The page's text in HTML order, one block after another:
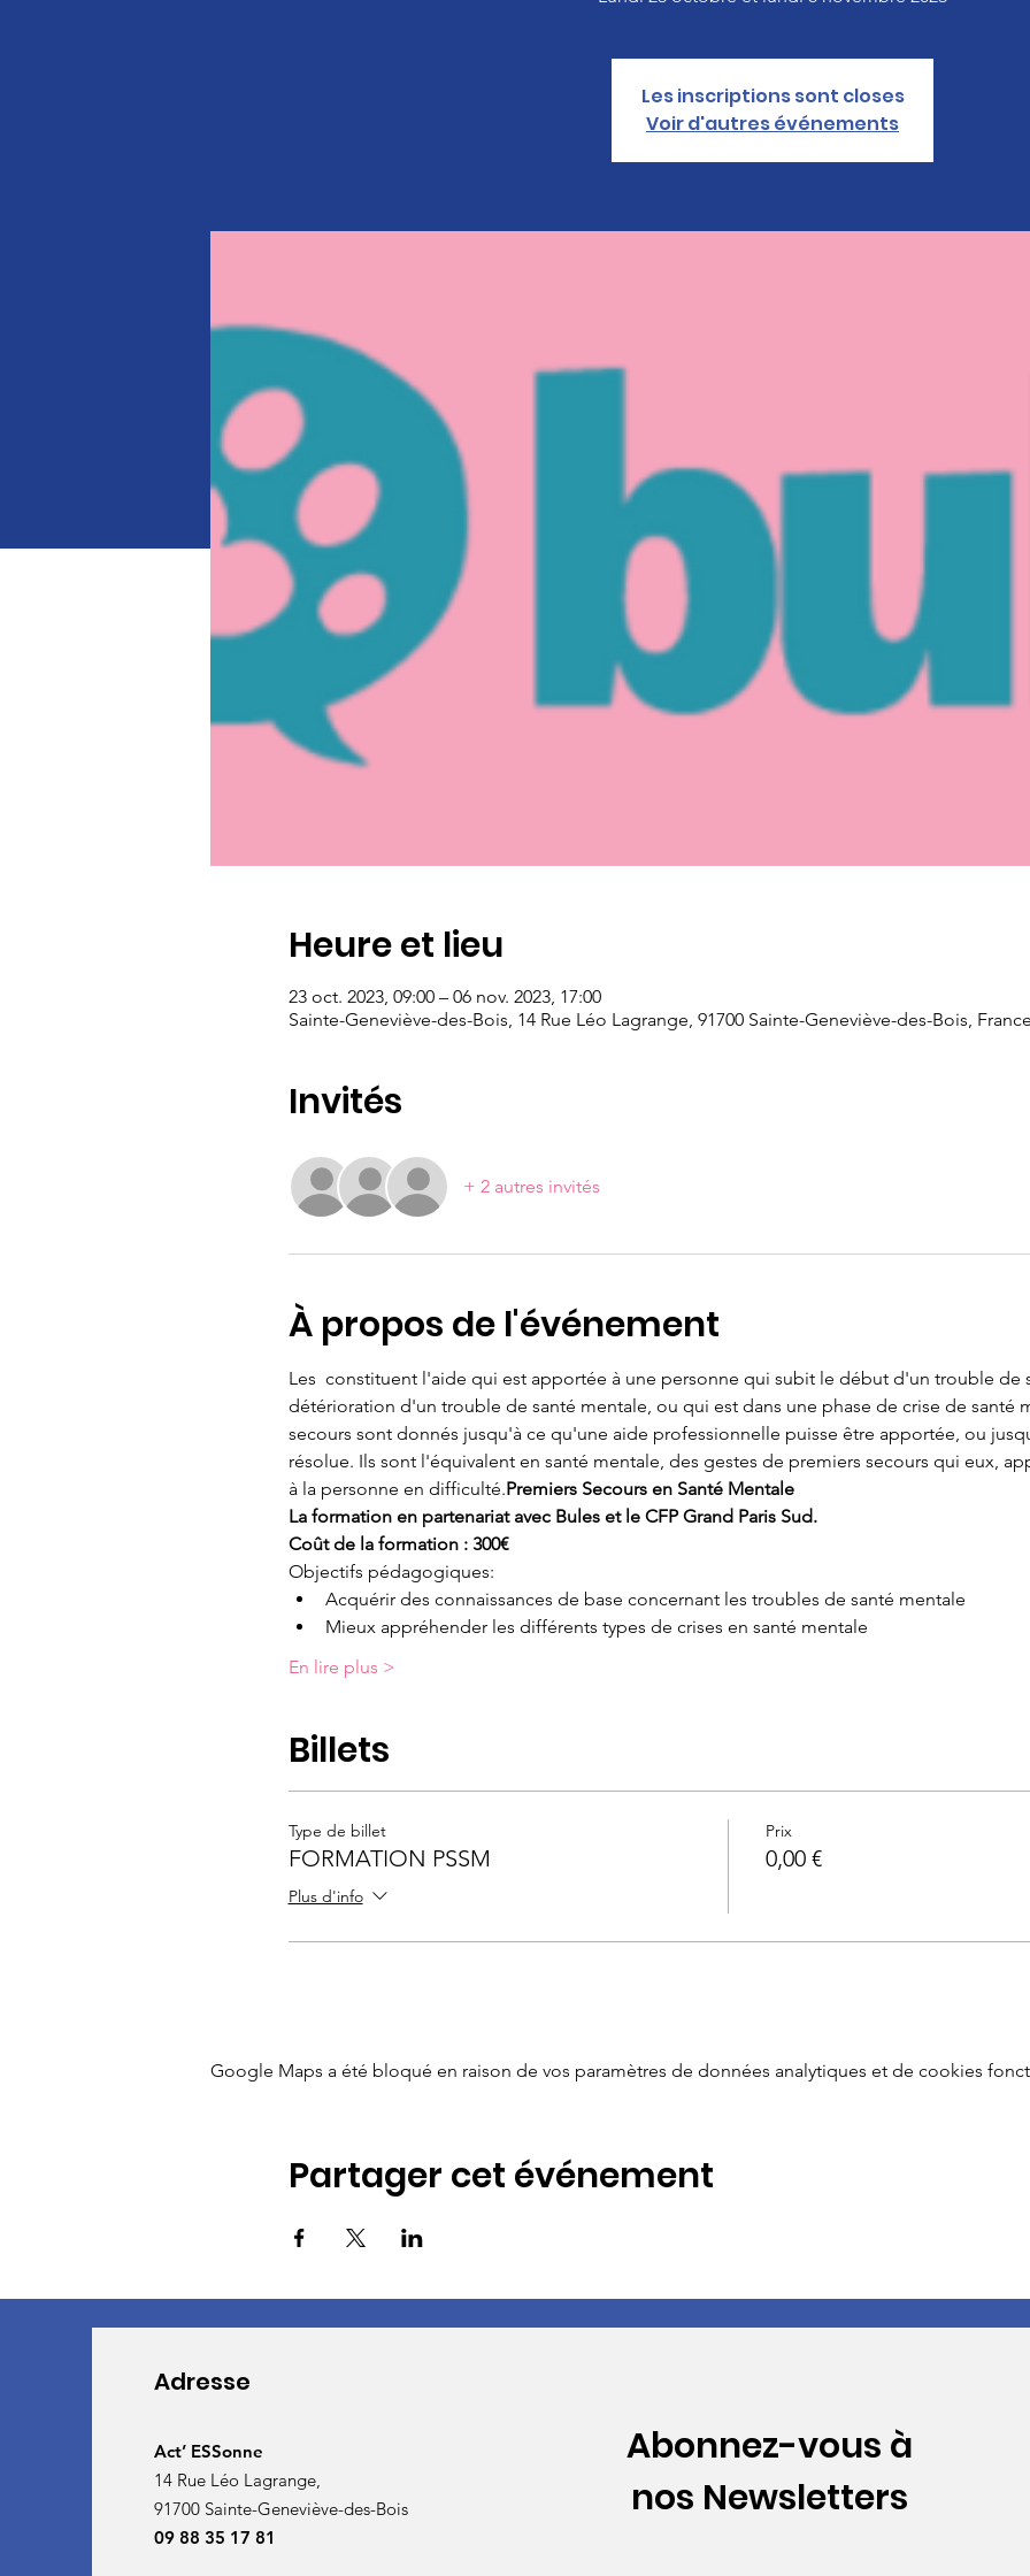
Les inscriptions sont closes
Voir d'autres événements
Heure et lieu
23 oct. 2023, 09:00 – 06 nov. 2023, 17:00
Sainte-Geneviève-des-Bois, 14 Rue Léo Lagrange, 91700 Sainte-Geneviève-des-Bois,
Invités
+ 2 autres invités
À propos de l'événement
Les constituent l'aide qui est apportée à une personne qui subit le début d'un trouble de
détérioration d'un trouble de santé mentale, ou qui est dans une phase de crise de santé
secours sont donnés jusqu'à ce qu'une aide professionnelle puisse être apportée, ou
résolue. Ils sont l'équivalent en santé mentale, des gestes de premiers secours qui eux,
à la personne en difficulté.Premiers Secours en Santé Mentale
La formation en partenariat avec Bules et le CFP Grand Paris Sud.
Coût de la formation : 300€
Objectifs pédagogiques:
Acquérir des connaissances de base concernant les troubles de santé mentale
Mieux appréhender les différents types de crises en santé mentale
En lire plus >
Billets
Type de billet
FORMATION PSSM
Plus d'info
Prix
0,00 €
Google Maps a été bloqué en raison de vos paramètres de données analytiques et de cookies
Partager cet événement
Adresse
Act’ ESSonne
14 Rue Léo Lagrange,
91700 Sainte-Geneviève-des-Bois
09 88 35 17 81
Abonnez-vous à
nos Newsletters